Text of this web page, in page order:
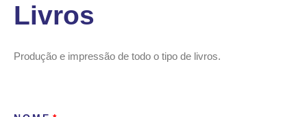
Livros
Produção e impressão de todo o tipo de livros.